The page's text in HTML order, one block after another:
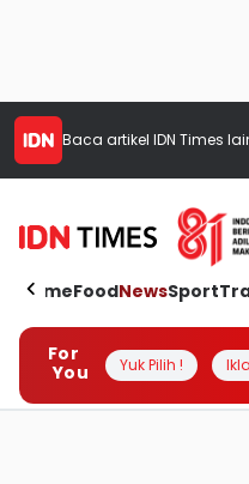
Baca artikel IDN Times
HomeFoodNewsSport
For
You
Yuk Pilih !